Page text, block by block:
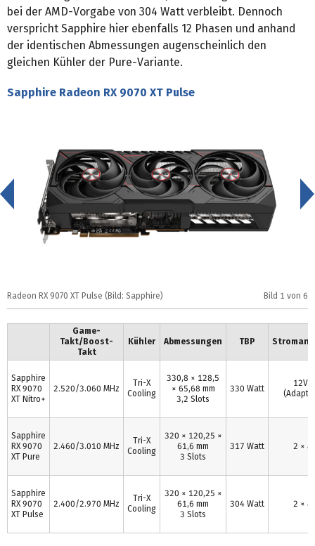
bei der AMD-Vorgabe von 304 Watt verbleibt. Dennoch
verspricht Sapphire hier ebenfalls 12 Phasen und anhand
der identischen Abmessungen augenscheinlich den
gleichen Kühler der Pure-Variante.
Sapphire Radeon RX 9070 XT Pulse
Radeon RX 9070 XT Pulse (Bild: Sapphire) Bild 1 von 6
<
Game-
Takt/Boost-
Takt
Kühler Abmessungen TBP
Sapphire
RX 9070
XT Nitro+
2.520/3.060 MHz
Tri-X
Cooling
330,8 × 128,5
× 65,68 mm
3,2 Slots
330 Watt
12V-
Sapphire
RX 9070
XT Pure
2.460/3.010 MHz
Tri-X
Cooling
320 × 120,25 ×
61,6 mm
3 Slots
317 Watt 2 × 8
Sapphire
RX 9070
XT Pulse
2.400/2.970 MHz
Tri-X
Cooling
320 × 120,25 ×
61,6 mm
3 Slots
304 Watt 2 × 8